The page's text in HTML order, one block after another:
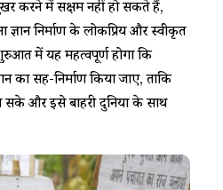
करने में सक्षम नहीं हो सकते हैं,
निर्माण के लोकप्रिय और स्वीकृत
में यह महत्वपूर्ण होगा कि
का सह-निर्माण किया जाए, ताकि
सके और इसे बाहरी दुनिया के साथ